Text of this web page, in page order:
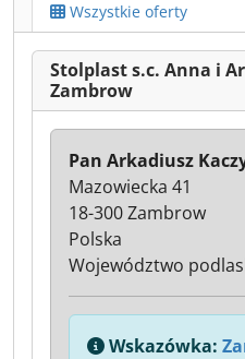
Wszystkie oferty
Stolplast s.c. Anna i
Zambrow
Pan Arkadiusz
Mazowiecka 41
18-300 Zambrow
Polska
Województwo
Wskazówka: